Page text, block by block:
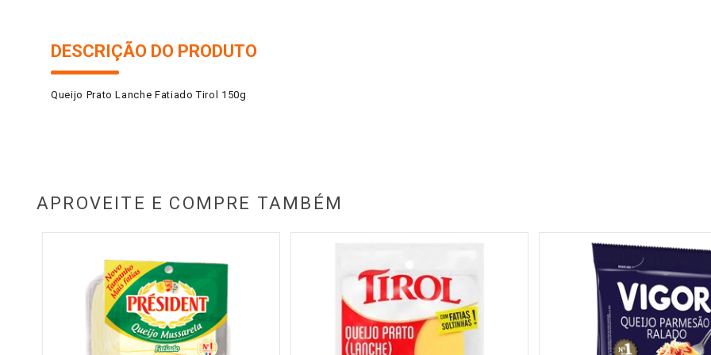
DESCRIÇÃO DO PRODUTO
Queijo Prato Lanche Fatiado Tirol 150g
APROVEITE E COMPRE TAMBÉM